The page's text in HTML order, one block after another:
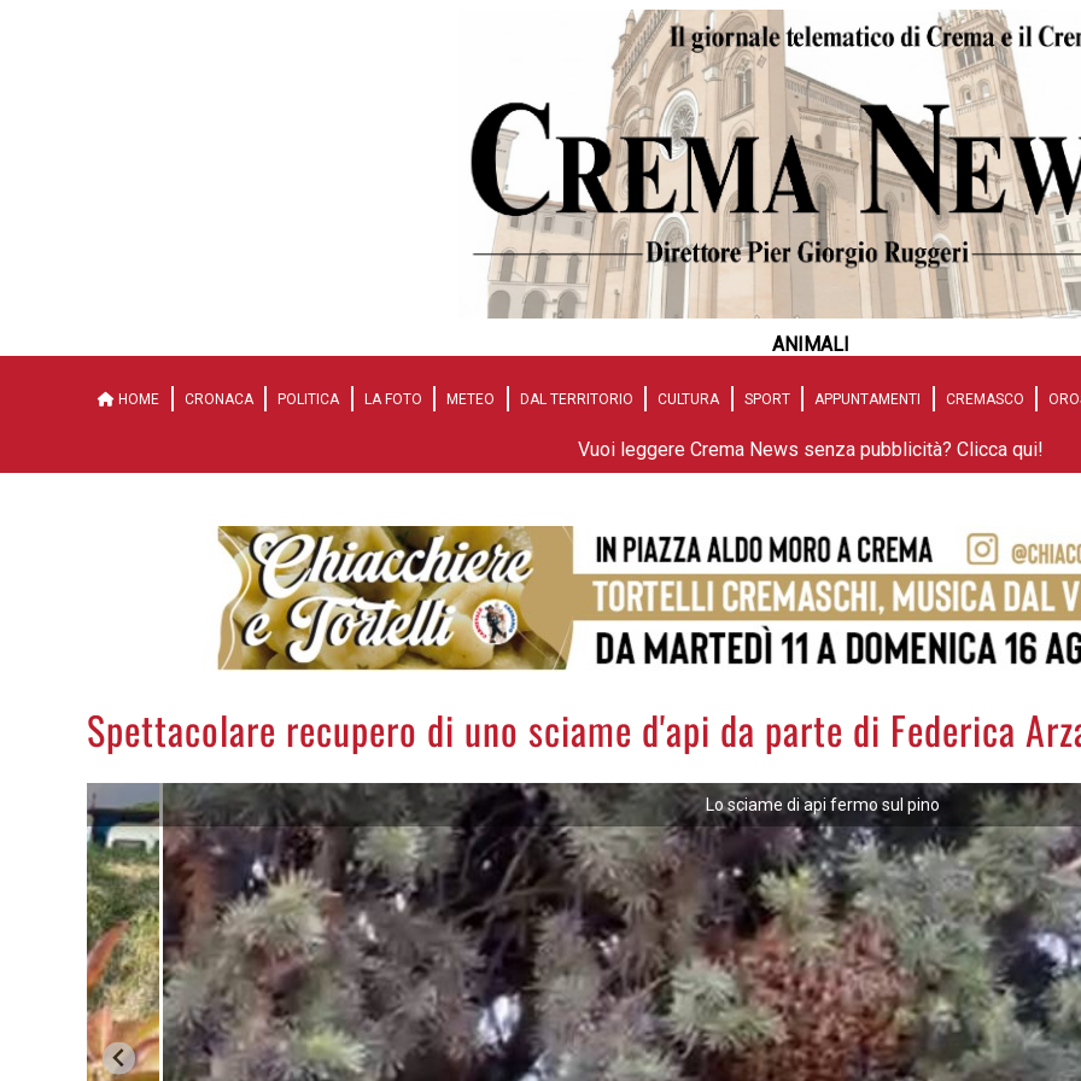
ANIMALI
HOME CRONACA POLITICA LA FOTO METEO DAL TERRITORIO CULTURA SPORT APPUNTAMENTI CREMASCO
Vuoi leggere Crema News senza pubblicità? Clicca qui!
Spettacolare recupero di uno sciame d'api da parte di Federica
Lo sciame di api fermo sul pino